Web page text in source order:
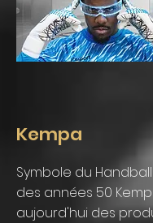
Kempa
Symbole du
des années 50
aujourd'hui des